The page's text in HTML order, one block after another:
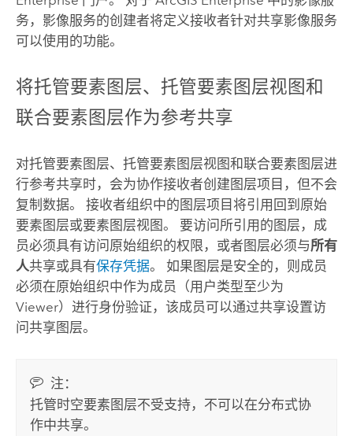
务，影像服务的创建者将定义接收者针对共享影像服务
可以使用的功能。
将托管要素图层、托管要素图层视图和
联合要素图层作为参考共享
对托管要素图层、托管要素图层视图和联合要素图层进
行参考共享时，会为协作接收者创建图层项目，但不会
复制数据。 接收者组织中的图层项目将引用回到原始
要素图层或要素图层视图。 要访问所引用的图层，成
员必须具有访问原始组织的权限，或者图层必须与所有
人共享或具有保存凭据。 如果图层是安全的，则成员
必须在原始组织中作为成员（用户类型至少为
Viewer）进行身份验证，该成员可以通过共享设置访
问共享图层。
注：
托管时空要素图层不受支持，不可以在分布式协
作中共享。